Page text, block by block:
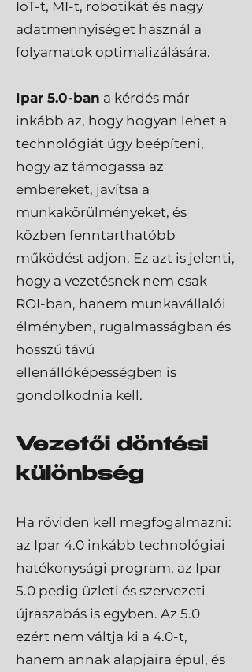
IoT-t, MI-t, robotikát és nagy
adatmennyiséget használ a
folyamatok optimalizálására.
Ipar 5.0-ban a kérdés már
inkább az, hogy hogyan lehet a
technológiát úgy beépíteni,
hogy az támogassa az
embereket, javítsa a
munkakörülményeket, és
közben fenntarthatóbb
működést adjon. Ez azt is jelenti,
hogy a vezetésnek nem csak
ROI-ban, hanem munkavállalói
élményben, rugalmasságban és
hosszú távú
ellenállóképességben is
gondolkodnia kell.
Vezetői döntési
különbség
Ha röviden kell megfogalmazni:
az Ipar 4.0 inkább technológiai
hatékonysági program, az Ipar
5.0 pedig üzleti és szervezeti
újraszabás is egyben. Az 5.0
ezért nem váltja ki a 4.0-t,
hanem annak alapjaira épül, és